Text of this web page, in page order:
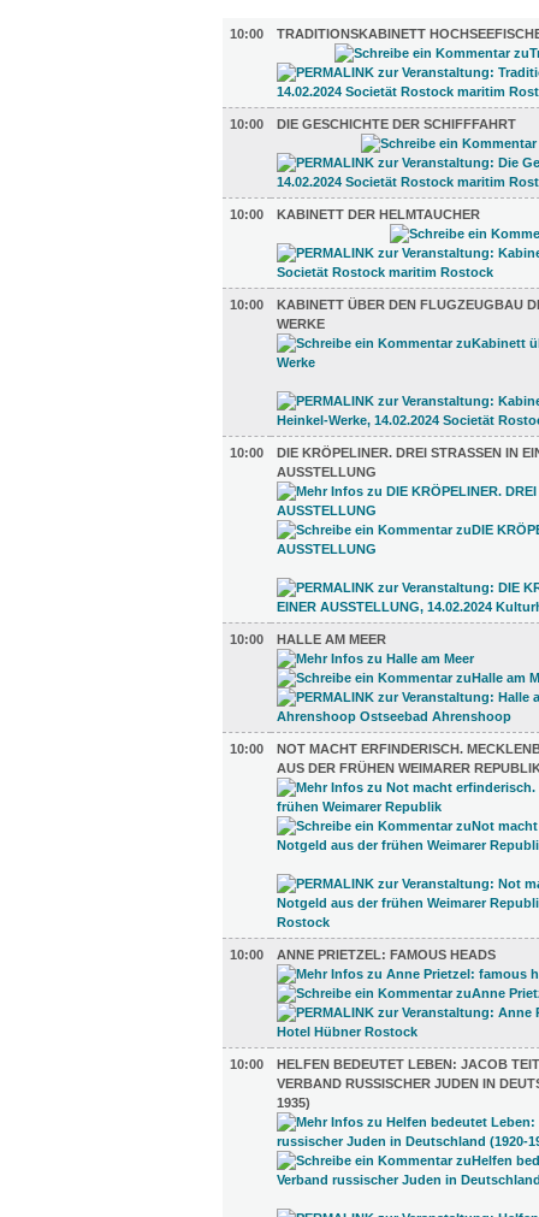
10:00
TRADITIONSKABINETT
10:00 DIE GESCHICHTE DER SCHIFFFAHRT
10:00 KABINETT DER HELMTAUCHER
10:00
KABINETT ÜBER DEN FLUGZEUGBAU
WERKE
10:00
DIE KRÖPELINER. DREI STRASSEN IN
AUSSTELLUNG
10:00 HALLE AM MEER
10:00
NOT MACHT ERFINDERISCH.
AUS DER FRÜHEN WEIMARER
10:00 ANNE PRIETZEL: FAMOUS HEADS
10:00
HELFEN BEDEUTET LEBEN: JACOB
VERBAND RUSSISCHER JUDEN IN
1935)